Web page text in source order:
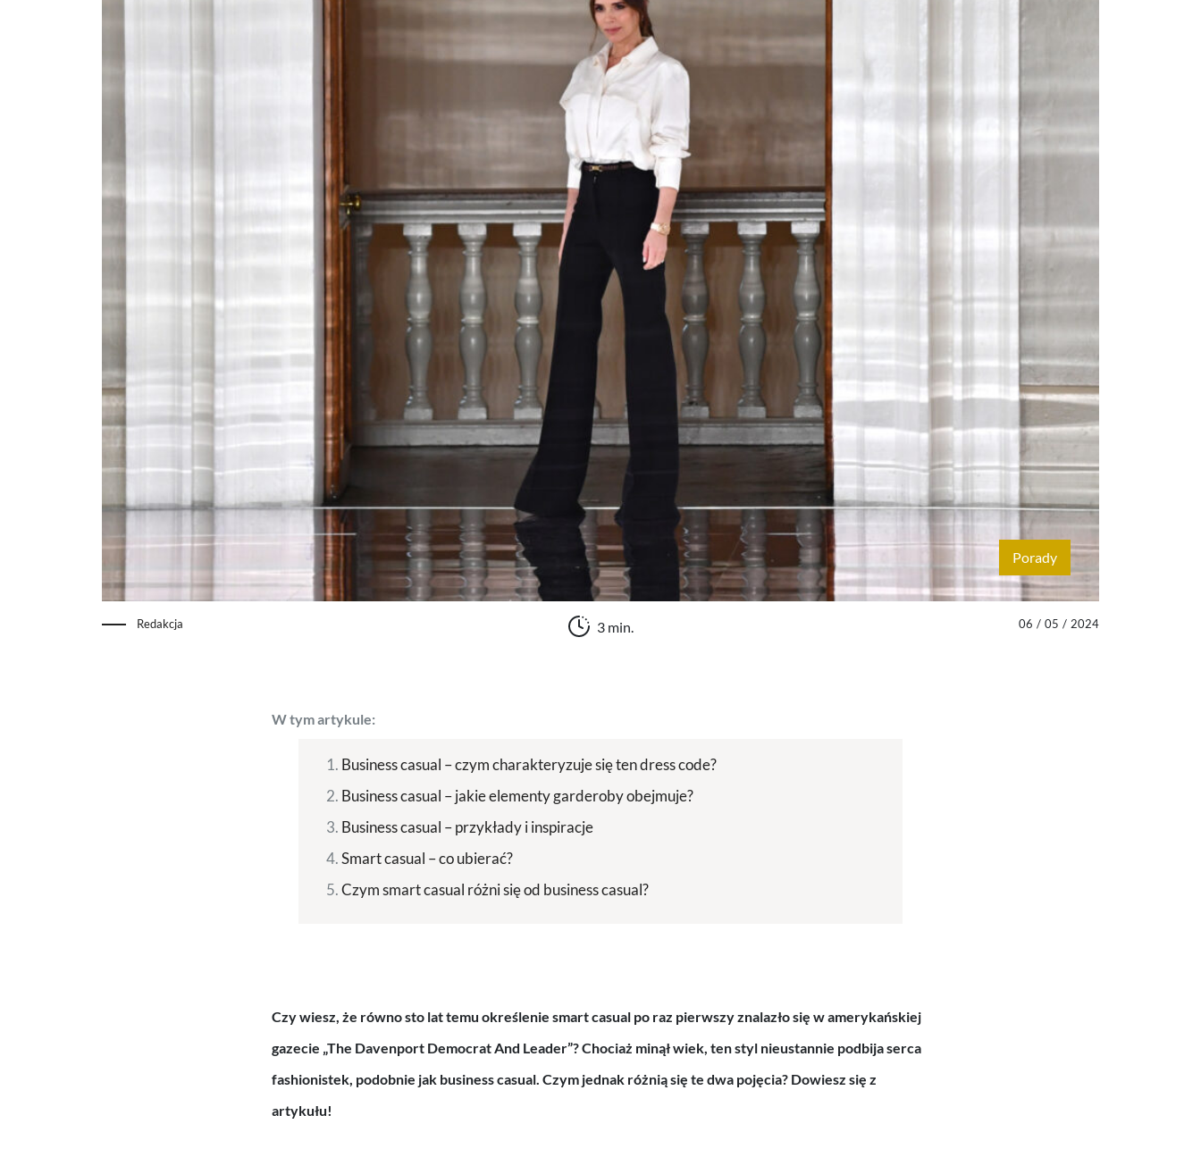
Porady
Redakcja 3 min. 06 / 05 / 2024
W tym artykule:
Business casual – czym charakteryzuje się ten dress code?
Business casual – jakie elementy garderoby obejmuje?
Business casual – przykłady i inspiracje
Smart casual – co ubierać?
Czym smart casual różni się od business casual?
Czy wiesz, że równo sto lat temu określenie smart casual po raz pierwszy znalazło się w amerykańskiej
gazecie „The Davenport Democrat And Leader”? Chociaż minął wiek, ten styl nieustannie podbija serca
fashionistek, podobnie jak business casual. Czym jednak różnią się te dwa pojęcia? Dowiesz się z
artykułu!